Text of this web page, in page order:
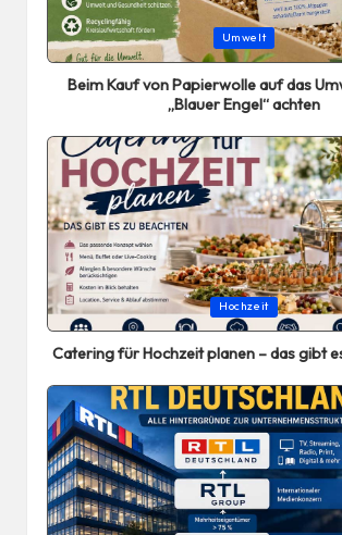
Posted
in
Umwelt
Beim Kauf von Papierwolle auf das
„Blauer Engel“ achten
Posted
in
Hochzeit
Catering für Hochzeit planen – das gibt